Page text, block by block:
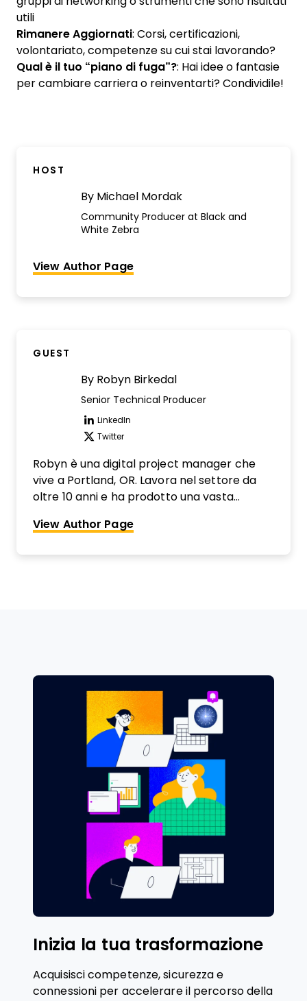
utili
Rimanere Aggiornati: Corsi, certificazioni,
volontariato, competenze su cui stai lavorando?
Qual è il tuo “piano di fuga”?: Hai idee o fantasie
per cambiare carriera o reinventarti? Condividile!
HOST
By Michael Mordak
Community Producer at Black and
White Zebra
View Author Page
GUEST
By Robyn Birkedal
Senior Technical Producer
LinkedIn
Opens new window
Twitter
Opens new window
Robyn è una digital project manager che
vive a Portland, OR. Lavora nel settore da
oltre 10 anni e ha prodotto una vasta
UX/UI di prodotto, esperienze digitali, social
View Author Page
Inizia la tua trasformazione
Acquisisci competenze, sicurezza e
connessioni per accelerare il percorso della